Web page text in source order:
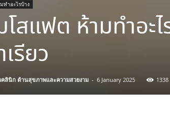
ทำอะไรบ้าง
โสแฟต ห้ามทำอ
รียว
คลินิก ด้านสุขภาพและความสวยงาม - 6 January 2025 1338